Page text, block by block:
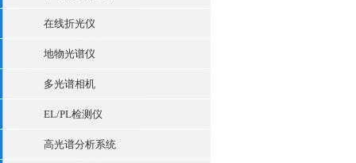
在线折光仪
地物光谱仪
多光谱相机
EL/PL检测仪
高光谱分析系统